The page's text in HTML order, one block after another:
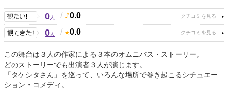
0人 / 0.0
0人 / 0.0
この舞台は３人の作家による３本のオムニバス・ストーリー。
どのストーリーでも出演者３人が演じます。
「タケシタさん」を巡って、いろんな場所で巻き起こるシチュエー
ション・コメディ。